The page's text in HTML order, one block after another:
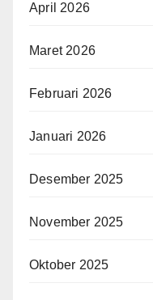
April 2026
Maret 2026
Februari 2026
Januari 2026
Desember 2025
November 2025
Oktober 2025